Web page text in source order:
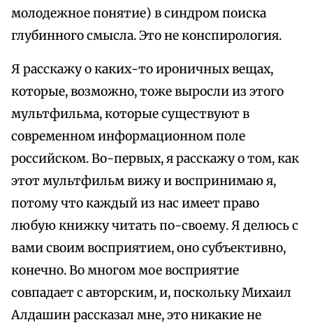
молодежное понятие) в синдром поиска
глубинного смысла. Это не конспирология.
Я расскажу о каких-то ироничных вещах,
которые, возможно, тоже выросли из этого
мультфильма, которые существуют в
современном информационном поле
российском. Во-первых, я расскажу о том, как
этот мультфильм вижу и воспринимаю я,
потому что каждый из нас имеет право
любую книжку читать по-своему. Я делюсь с
вами своим восприятием, оно субъективно,
конечно. Во многом мое восприятие
совпадает с авторским, и, поскольку Михаил
Алдашин рассказал мне, это никакие не